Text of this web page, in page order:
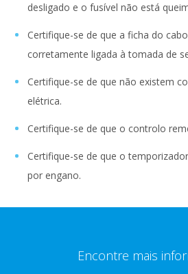
desligado e o fusível não está
Certifique-se de que a ficha do
corretamente ligada à tomada de
Certifique-se de que não existem
elétrica.
Certifique-se de que o controlo
Certifique-se de que o
por engano.
Encontre mais